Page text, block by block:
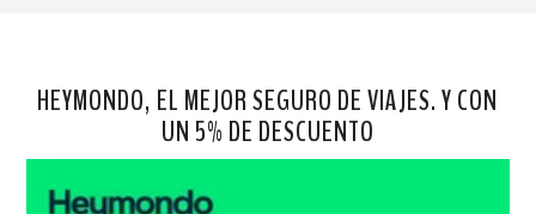
HEYMONDO, EL MEJOR SEGURO DE VIAJES. Y CON
UN 5% DE DESCUENTO